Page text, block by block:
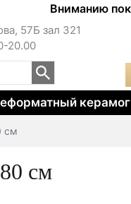
Вниманию
57Б зал 321
20.00
см
см